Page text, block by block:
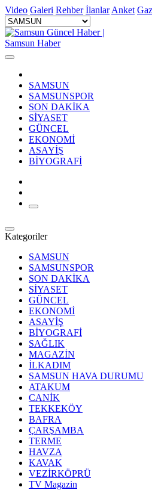
Video Galeri Rehber İlanlar Anket
SAMSUN
SAMSUNSPOR
SON DAKİKA
SİYASET
GÜNCEL
EKONOMİ
ASAYİŞ
BİYOGRAFİ
Kategoriler
SAMSUN
SAMSUNSPOR
SON DAKİKA
SİYASET
GÜNCEL
EKONOMİ
ASAYİŞ
BİYOGRAFİ
SAĞLIK
MAGAZİN
İLKADIM
SAMSUN HAVA DURUMU
ATAKUM
CANİK
TEKKEKÖY
BAFRA
ÇARŞAMBA
TERME
HAVZA
KAVAK
VEZİRKÖPRÜ
TV Magazin